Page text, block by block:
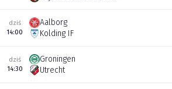
dziś
14:00
Aalborg
Kolding IF
dziś
14:30
Groningen
Utrecht